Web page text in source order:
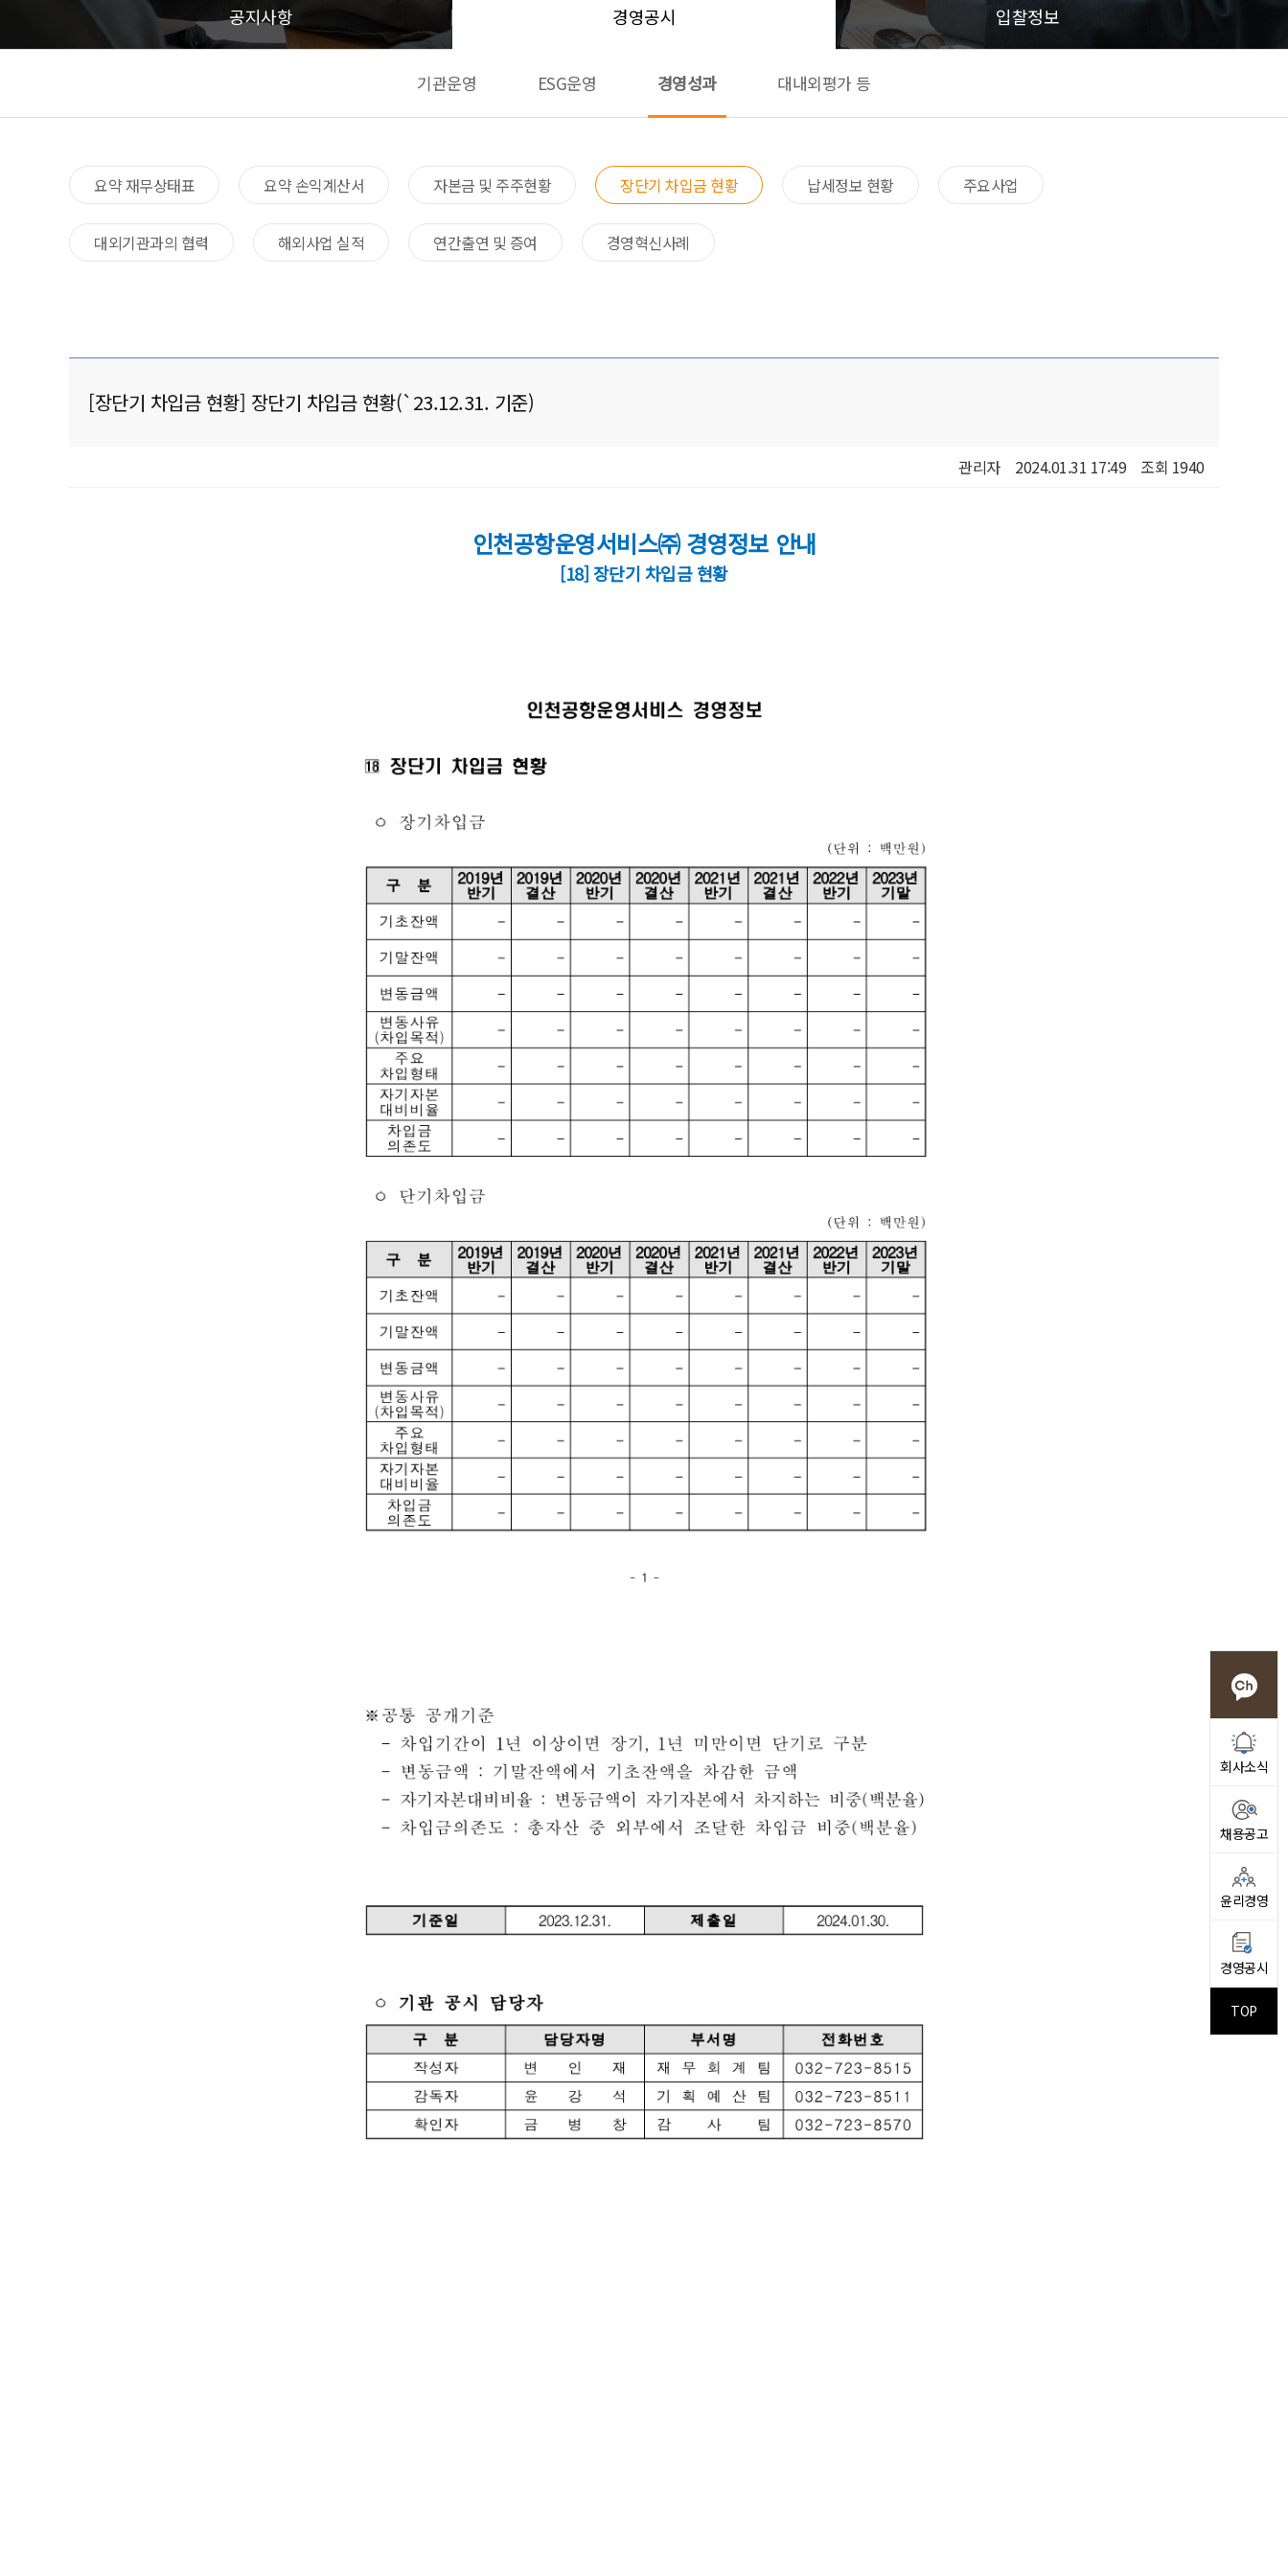
공지사항 경영공시 입찰정보
기관운영 ESG운영 경영성과 대내외평가 등
요약 재무상태표​ 요약 손익계산서​ 자본금 및 주주현황 장단기 차입금 현황 납세정보 현황​ 주요사업​
대외기관과의 협력​ 해외사업 실적 연간출연 및 증여 경영혁신사례
[장단기 차입금 현황] 장단기 차입금 현황(`23.12.31. 기준)
관리자 2024.01.31 17:49 조회 1940
인천공항운영서비스㈜ 경영정보 안내
[18] 장단기 차입금 현황
회사소식
채용공고
윤리경영
경영공시
TOP